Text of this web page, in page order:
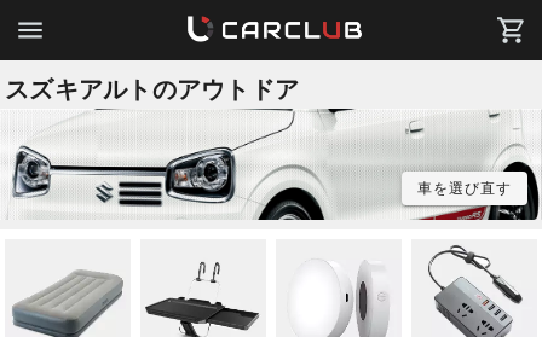
スズキアルトのアウトドア
車を選び直す